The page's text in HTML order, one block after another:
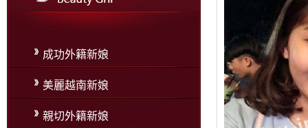
成功外籍新娘
美麗越南新娘
親切外籍新娘